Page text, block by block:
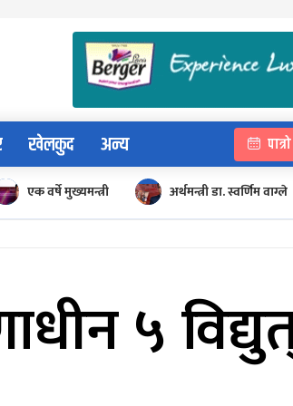
खेलकुद अन्य पात्रो
एक वर्षे मुख्यमन्त्री अर्थमन्त्री डा. स्वर्णिम वाग्ले
५